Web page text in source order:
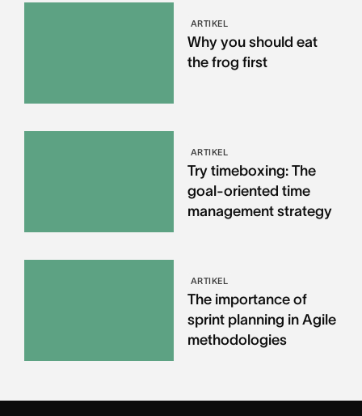
ARTIKEL
Why you should eat
the frog first
ARTIKEL
Try timeboxing: The
goal-oriented time
management strategy
ARTIKEL
The importance of
sprint planning in Agile
methodologies